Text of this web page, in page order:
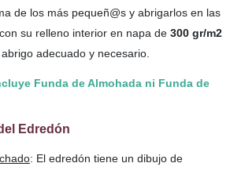
de los más pequeñ@s y abrigarlos en las
su relleno interior en napa de 300 gr/m2
adecuado y necesario.
Funda de Almohada ni Funda de
Edredón
: El edredón tiene un dibujo de